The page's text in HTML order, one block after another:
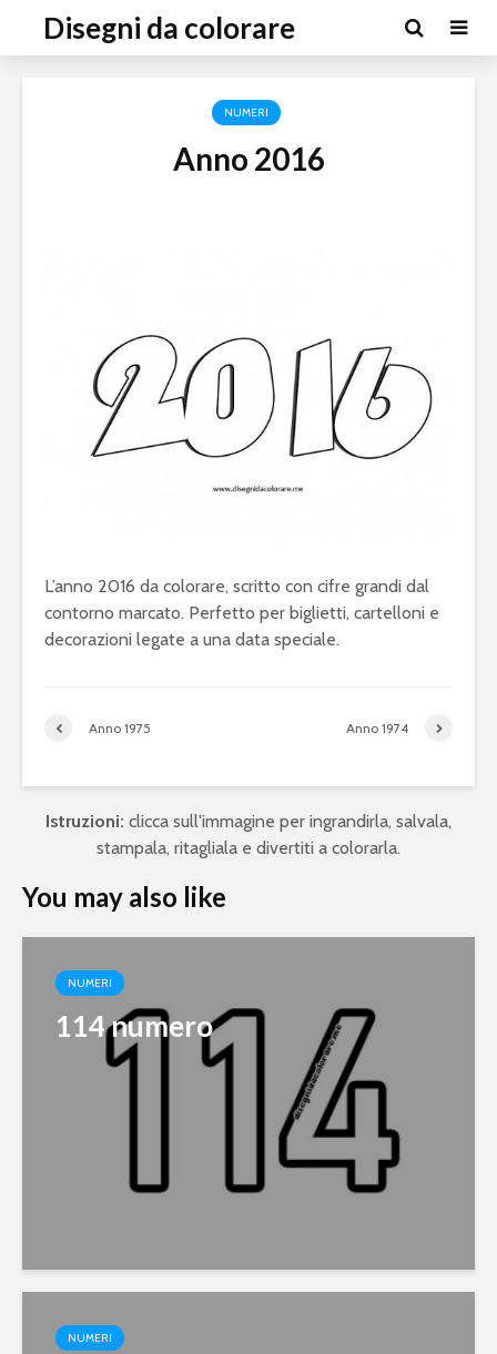
Disegni da colorare
NUMERI
Anno 2016
L’anno 2016 da colorare, scritto con cifre grandi dal
contorno marcato. Perfetto per biglietti, cartelloni e
decorazioni legate a una data speciale.
Anno 1975 Anno 1974
Istruzioni: clicca sull'immagine per ingrandirla, salvala,
stampala, ritagliala e divertiti a colorarla.
You may also like
NUMERI
114 numero
NUMERI